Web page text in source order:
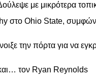
με μικρότερα
στο Ohio State,
την πόρτα για να
τον Ryan Reynolds